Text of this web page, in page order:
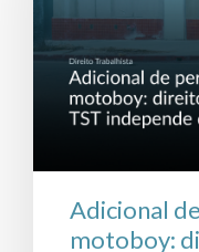
Adicional
motoboy: